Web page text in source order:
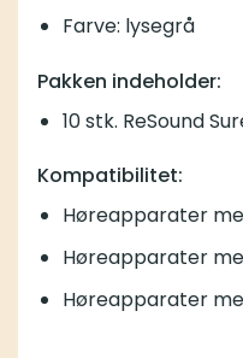
Farve: lysegrå
Pakken indeholder:
10 stk. ReSound
Kompatibilitet:
Høreapparater
Høreapparater
Høreapparater